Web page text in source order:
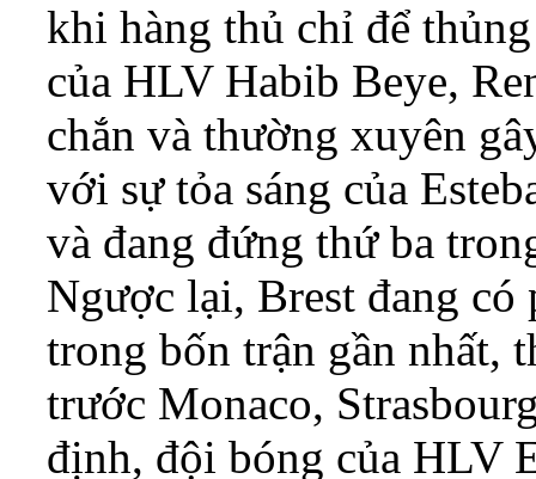
khi hàng thủ chỉ để
của HLV Habib Beye,
chắn và thường xuyên
với sự tỏa sáng của
và đang đứng thứ ba
Ngược lại, Brest đang
trong bốn trận gần nhất,
trước Monaco,
định, đội bóng của HLV